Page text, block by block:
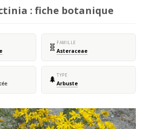
: fiche botanique
🧬 FAMILLE
Asteraceae
🌲 TYPE
Arbuste